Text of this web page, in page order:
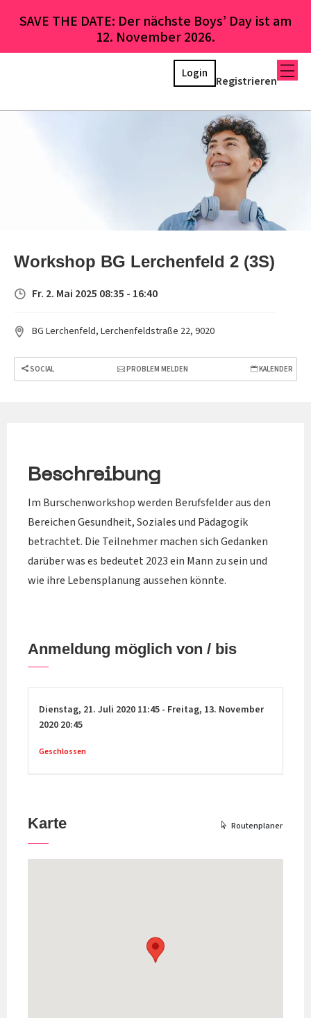
SAVE THE DATE: Der nächste Boys’ Day ist am
12. November 2026.
Registrieren
Login
Workshop BG Lerchenfeld 2 (3S)
Fr. 2. Mai 2025 08:35 - 16:40
BG Lerchenfeld, Lerchenfeldstraße 22, 9020
SOCIAL PROBLEM MELDEN KALENDER
Beschreibung
Im Burschenworkshop werden Berufsfelder aus den
Bereichen Gesundheit, Soziales und Pädagogik
betrachtet. Die Teilnehmer machen sich Gedanken
darüber was es bedeutet 2023 ein Mann zu sein und
wie ihre Lebensplanung aussehen könnte.
Anmeldung möglich von / bis
Dienstag, 21. Juli 2020 11:45 - Freitag, 13. November
2020 20:45
Geschlossen
Karte Routenplaner